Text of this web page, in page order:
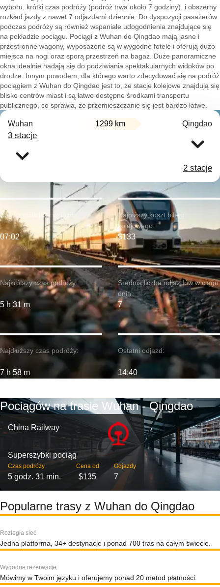
wyboru, krótki czas podróży (podróż trwa około 7 godziny), i obszerny
rozkład jazdy z nawet 7 odjazdami dziennie. Do dyspozycji pasażerów
podczas podróży są również wspaniałe udogodnienia znajdujące się
na pokładzie pociągu. Pociągi z Wuhan do Qingdao mają jasne i
przestronne wagony, wyposażone są w wygodne fotele i oferują dużo
miejsca na nogi oraz sporą przestrzeń na bagaż. Duże panoramiczne
okna idealnie nadają się do podziwiania spektakularnych widoków po
drodze. Innym powodem, dla którego warto zdecydować się na podróż
pociągiem z Wuhan do Qingdao jest to, że stacje kolejowe znajdują się
blisko centrów miast i są łatwo dostępne środkami transportu
publicznego, co sprawia, że przemieszczanie się jest bardzo łatwe.
Wuhan 1299 km Qingdao
3 stacje
2 stacje
Najkrótszy czas podróży:
5 h 31 m
Najwcześniejszy wyjazd:
07:02
Najdłuższy czas podróży:
7 h 58 m
Najniższy koszt biletu
kolejowego:
$133
Średnia liczba odjazdów w ciągu
dnia:
7
Ostatni odjazd:
14:40
Pociągów na trasie Wuhan - Qingdao
China Railway
Superszybki pociąg
Czas podróży
5 godz. 31 min.
Cena od
$135
Odjazdy
7
Popularne trasy z Wuhan do Qingdao
Rozległa sieć
Jedna platforma, 34+ destynacje i ponad 700 tras na całym świecie.
Wygodne rezerwacje
Mówimy w Twoim języku i oferujemy ponad 20 metod płatności.